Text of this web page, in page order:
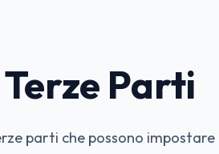
Parti
parti che possono